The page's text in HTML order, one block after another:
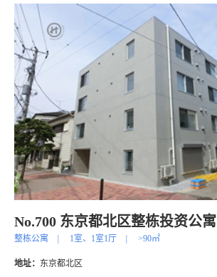
No.700 东京都北区整栋投资公寓
整栋公寓 1室、1室1厅 >90㎡
地址： 东京都北区